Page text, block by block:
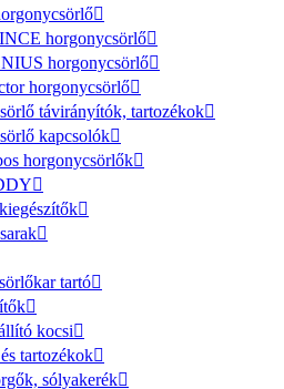
horgonycsörlő
horgonycsörlő
horgonycsörlő
távirányítók, tartozékok
kapcsolók
horgonycsörlők
tartó
kocsi
tartozékok
sólyakerék